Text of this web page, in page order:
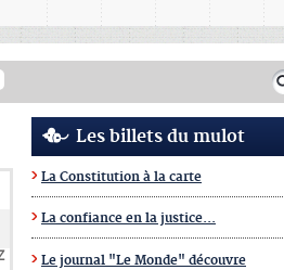
Les billets du mulot
La Constitution à la carte
La confiance en la justice...
Le journal "Le Monde" découvre